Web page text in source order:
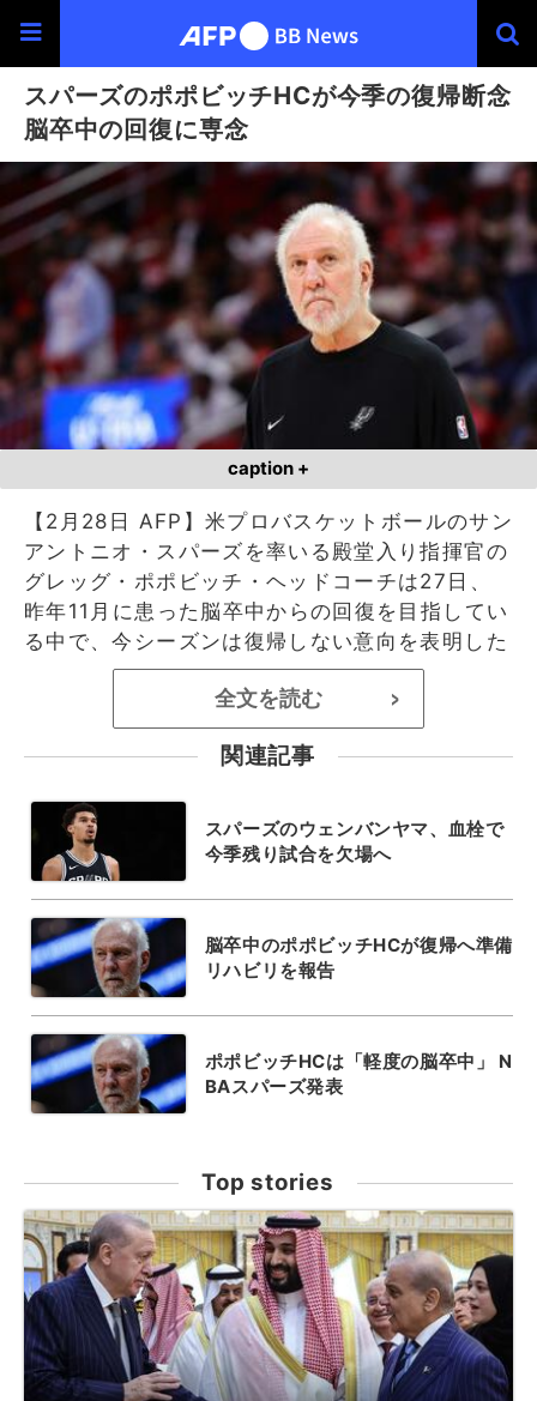
スパーズのポポビッチHCが今季の復帰断念
脳卒中の回復に専念
caption +
【2月28日 AFP】米プロバスケットボールのサン
アントニオ・スパーズを率いる殿堂入り指揮官の
グレッグ・ポポビッチ・ヘッドコーチは27日、
昨年11月に患った脳卒中からの回復を目指してい
る中で、今シーズンは復帰しない意向を表明した
全文を読む >
関連記事
スパーズのウェンバンヤマ、血栓で
今季残り試合を欠場へ
脳卒中のポポビッチHCが復帰へ準備
リハビリを報告
ポポビッチHCは「軽度の脳卒中」 N
BAスパーズ発表
Top stories